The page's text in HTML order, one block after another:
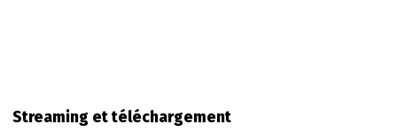
Streaming et téléchargement